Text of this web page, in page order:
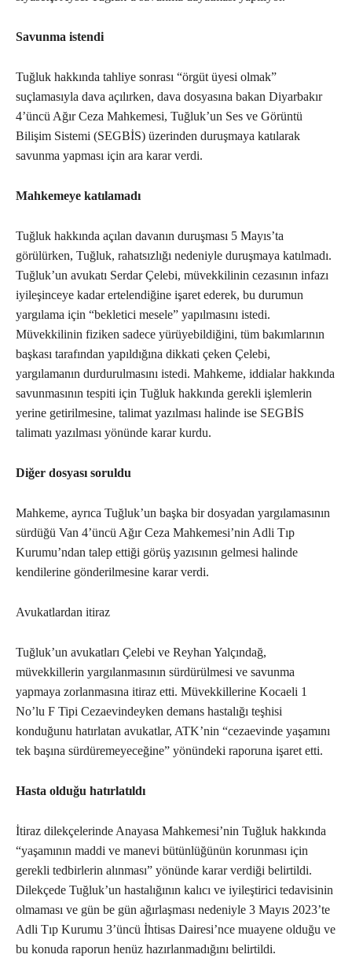
Savunma istendi
Tuğluk hakkında tahliye sonrası “örgüt üyesi olmak”
suçlamasıyla dava açılırken, dava dosyasına bakan Diyarbakır
4’üncü Ağır Ceza Mahkemesi, Tuğluk’un Ses ve Görüntü
Bilişim Sistemi (SEGBİS) üzerinden duruşmaya katılarak
savunma yapması için ara karar verdi.
Mahkemeye katılamadı
Tuğluk hakkında açılan davanın duruşması 5 Mayıs’ta
görülürken, Tuğluk, rahatsızlığı nedeniyle duruşmaya katılmadı.
Tuğluk’un avukatı Serdar Çelebi, müvekkilinin cezasının infazı
iyileşinceye kadar ertelendiğine işaret ederek, bu durumun
yargılama için “bekletici mesele” yapılmasını istedi.
Müvekkilinin fiziken sadece yürüyebildiğini, tüm bakımlarının
başkası tarafından yapıldığına dikkati çeken Çelebi,
yargılamanın durdurulmasını istedi. Mahkeme, iddialar hakkında
savunmasının tespiti için Tuğluk hakkında gerekli işlemlerin
yerine getirilmesine, talimat yazılması halinde ise SEGBİS
talimatı yazılması yönünde karar kurdu.
Diğer dosyası soruldu
Mahkeme, ayrıca Tuğluk’un başka bir dosyadan yargılamasının
sürdüğü Van 4’üncü Ağır Ceza Mahkemesi’nin Adli Tıp
Kurumu’ndan talep ettiği görüş yazısının gelmesi halinde
kendilerine gönderilmesine karar verdi.
Avukatlardan itiraz
Tuğluk’un avukatları Çelebi ve Reyhan Yalçındağ,
müvekkillerin yargılanmasının sürdürülmesi ve savunma
yapmaya zorlanmasına itiraz etti. Müvekkillerine Kocaeli 1
No’lu F Tipi Cezaevindeyken demans hastalığı teşhisi
konduğunu hatırlatan avukatlar, ATK’nin “cezaevinde yaşamını
tek başına sürdüremeyeceğine” yönündeki raporuna işaret etti.
Hasta olduğu hatırlatıldı
İtiraz dilekçelerinde Anayasa Mahkemesi’nin Tuğluk hakkında
“yaşamının maddi ve manevi bütünlüğünün korunması için
gerekli tedbirlerin alınması” yönünde karar verdiği belirtildi.
Dilekçede Tuğluk’un hastalığının kalıcı ve iyileştirici tedavisinin
olmaması ve gün be gün ağırlaşması nedeniyle 3 Mayıs 2023’te
Adli Tıp Kurumu 3’üncü İhtisas Dairesi’nce muayene olduğu ve
bu konuda raporun henüz hazırlanmadığını belirtildi.